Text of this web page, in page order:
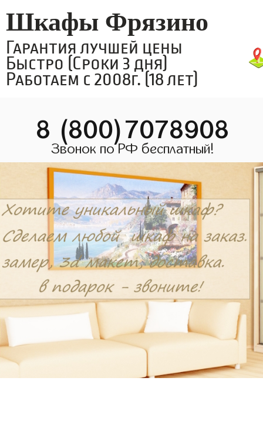
Шкафы Фрязино
Гарантия лучшей цены
Быстро (Сроки 3 дня)
Работаем с 2008г. (18 лет)
8 (800)7078908
Звонок по РФ бесплатный!